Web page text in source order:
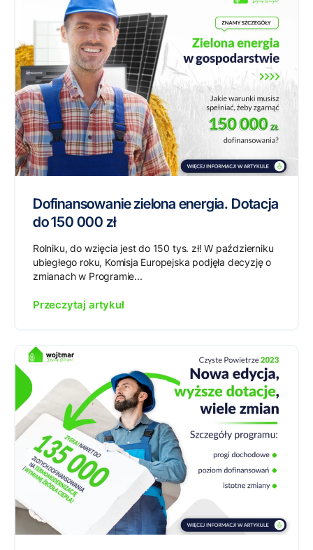
Dofinansowanie zielona energia. Dotacja
do 150 000 zł
Rolniku, do wzięcia jest do 150 tys. zł! W październiku
ubiegłego roku, Komisja Europejska podjęła decyzję o
zmianach w Programie...
Przeczytaj artykuł